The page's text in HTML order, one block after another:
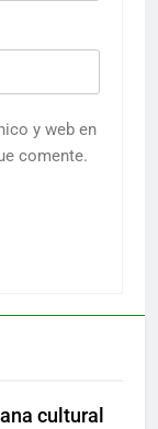
y web en
comente.
cultural